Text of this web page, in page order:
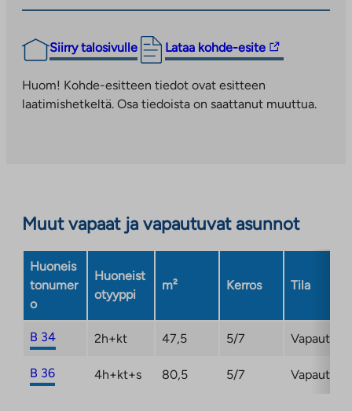
Siirry talosivulle Lataa kohde-esite
Linkki
vie
ulkopuoliseen
palveluun.
Huom! Kohde-esitteen tiedot ovat esitteen
laatimishetkeltä. Osa tiedoista on saattanut muuttua.
Muut vapaat ja vapautuvat asunnot
Huoneis
tonumer
o
Huoneist
otyyppi
m² Kerros Tila
B 34 2h+kt 47,5 5/7
B 36 4h+kt+s 80,5 5/7